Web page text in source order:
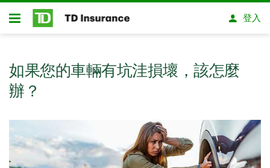
略過進入主要內容
開放式房屋貸款
登入
如果您的車輛有坑洼損壞，該怎麼
辦？